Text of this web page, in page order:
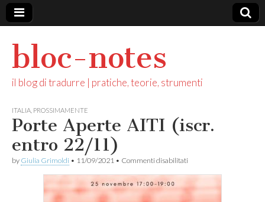
bloc-notes
il blog di tradurre | pratiche, teorie, strumenti
ITALIA PROSSIMAMENTE
Porte Aperte AITI (iscr.
entro 22/11)
by Giulia Grimoldi • 11/09/2021 • Commenti disabilitati
Aperte
AITI